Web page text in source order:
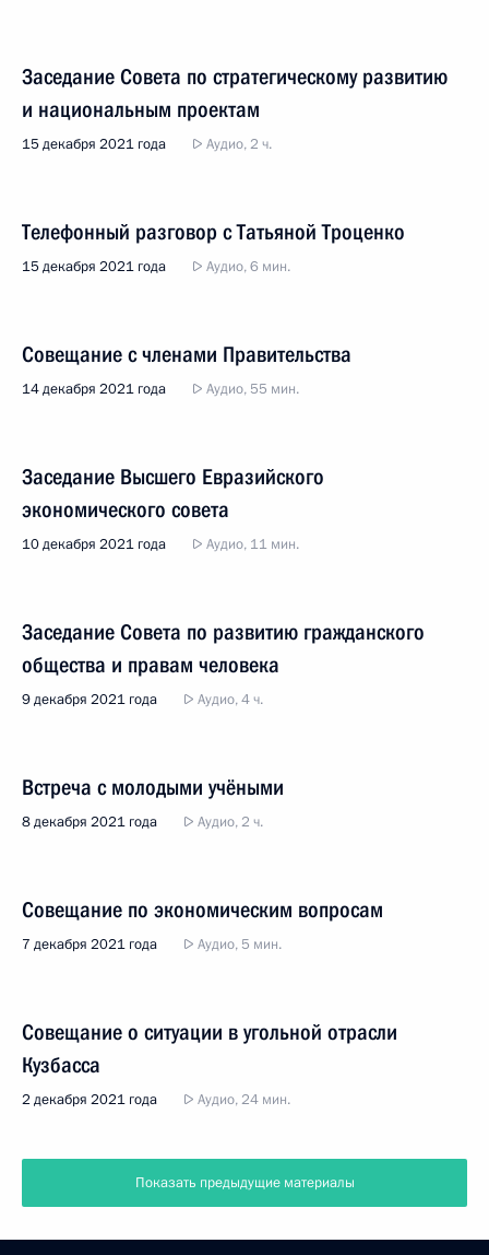
Заседание Совета по стратегическому развитию
и национальным проектам
15 декабря 2021 года Аудио, 2 ч.
Телефонный разговор с Татьяной Троценко
15 декабря 2021 года Аудио, 6 мин.
Совещание с членами Правительства
14 декабря 2021 года Аудио, 55 мин.
Заседание Высшего Евразийского
экономического совета
10 декабря 2021 года Аудио, 11 мин.
Заседание Совета по развитию гражданского
общества и правам человека
9 декабря 2021 года Аудио, 4 ч.
Встреча с молодыми учёными
8 декабря 2021 года Аудио, 2 ч.
Совещание по экономическим вопросам
7 декабря 2021 года Аудио, 5 мин.
Совещание о ситуации в угольной отрасли
Кузбасса
2 декабря 2021 года Аудио, 24 мин.
Показать предыдущие материалы